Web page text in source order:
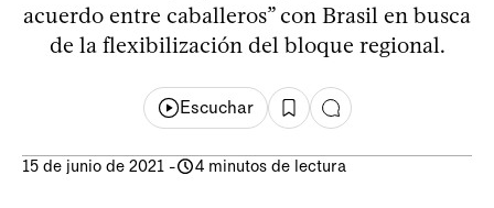
acuerdo entre caballeros” con Brasil en busca
de la flexibilización del bloque regional.
Escuchar
15 de junio de 2021 - 4 minutos de lectura